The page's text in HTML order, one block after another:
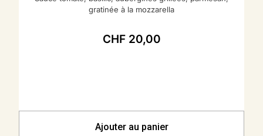
gratinée à la mozzarella
CHF20,00
Ajouter au panier